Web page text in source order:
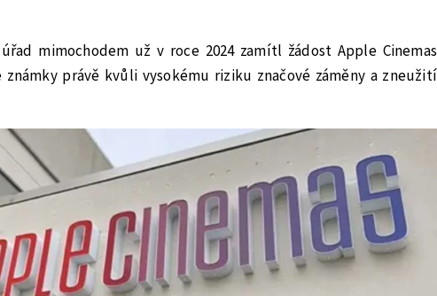
mimochodem už v roce 2024 zamítl žádost Apple Cinemas
známky právě kvůli vysokému riziku značové záměny a zneužití